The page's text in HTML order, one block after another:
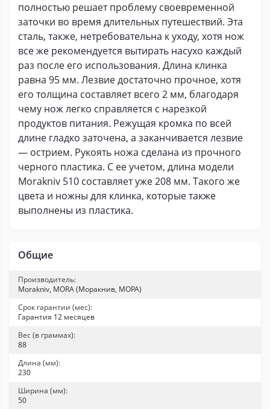
полностью решает проблему своевременной
заточки во время длительных путешествий. Эта
сталь, также, нетребовательна к уходу, хотя нож
все же рекомендуется вытирать насухо каждый
раз после его использования. Длина клинка
равна 95 мм. Лезвие достаточно прочное, хотя
его толщина составляет всего 2 мм, благодаря
чему нож легко справляется с нарезкой
продуктов питания. Режущая кромка по всей
длине гладко заточена, а заканчивается лезвие
— острием. Рукоять ножа сделана из прочного
черного пластика. С ее учетом, длина модели
Morakniv 510 составляет уже 208 мм. Такого же
цвета и ножны для клинка, которые также
выполнены из пластика.
Общие
Производитель:
Morakniv, MORA (Моракнив, МОРА)
Срок гарантии (мес):
Гарантия 12 месяцев
Вес (в граммах):
88
Длина (мм):
230
Ширина (мм):
50